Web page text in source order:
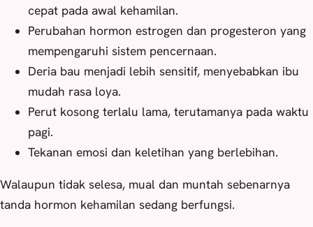
cepat pada awal kehamilan.
Perubahan hormon estrogen dan progesteron yang
mempengaruhi sistem pencernaan.
Deria bau menjadi lebih sensitif, menyebabkan ibu
mudah rasa loya.
Perut kosong terlalu lama, terutamanya pada waktu
pagi.
Tekanan emosi dan keletihan yang berlebihan.
Walaupun tidak selesa, mual dan muntah sebenarnya
tanda hormon kehamilan sedang berfungsi.